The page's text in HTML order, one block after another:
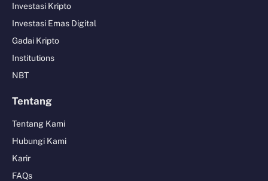
Investasi Kripto
Investasi Emas Digital
Gadai Kripto
Institutions
NBT
Tentang
Tentang Kami
Hubungi Kami
Karir
FAQs